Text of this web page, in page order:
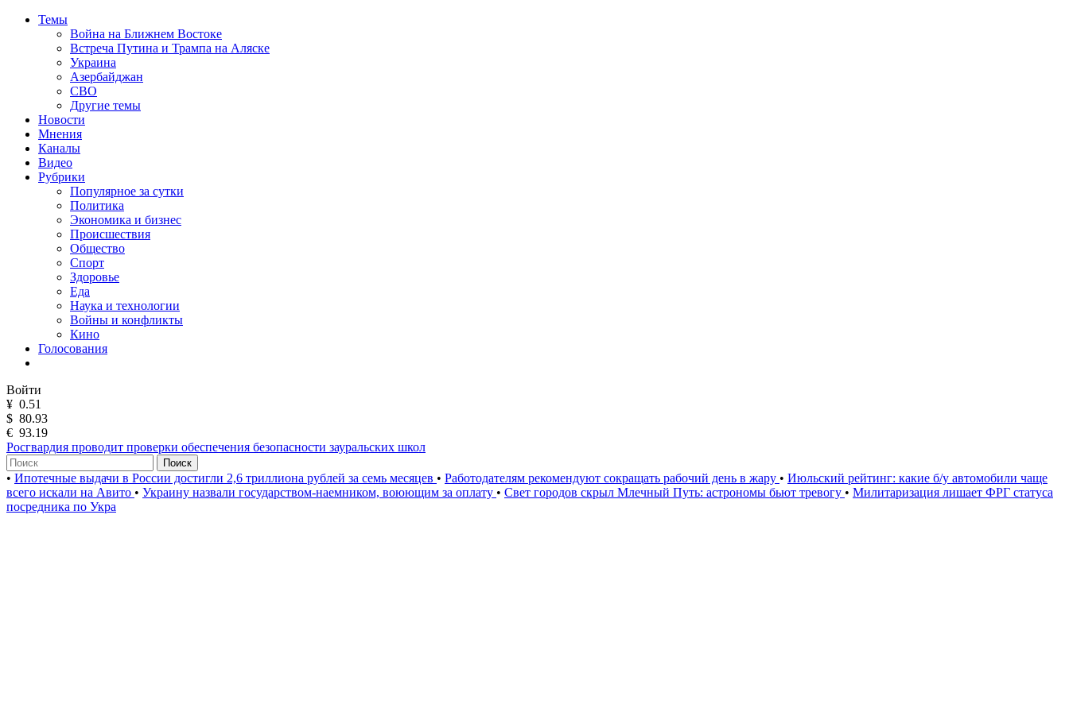
Темы
Война на Ближнем Востоке
Встреча Путина и Трампа на Аляске
Украина
Азербайджан
СВО
Другие темы
Новости
Мнения
Каналы
Видео
Рубрики
Популярное за сутки
Политика
Экономика и бизнес
Происшествия
Общество
Спорт
Здоровье
Еда
Наука и технологии
Войны и конфликты
Кино
Голосования
Войти
¥ 0.51
$ 80.93
€ 93.19
Росгвардия проводит проверки обеспечения безопасности зауральских школ
Поиск
• Ипотечные выдачи в России достигли 2,6 триллиона рублей за семь месяцев • Работодателям рекомендуют сокращать рабочий день в жару • Июльский рейтинг: какие б/у автомобили чаще
всего искали на Авито • Украину назвали государством-наемником, воюющим за оплату • Свет городов скрыл Млечный Путь: астрономы бьют тревогу • Милитаризация лишает ФРГ статуса
посредника по Укра